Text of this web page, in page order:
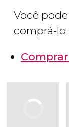
Você
comprá-lo